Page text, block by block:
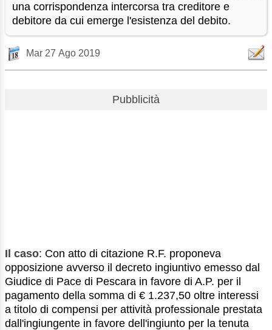
una corrispondenza intercorsa tra creditore e
debitore da cui emerge l'esistenza del debito.
Mar 27 Ago 2019
Pubblicità
Il caso: Con atto di citazione R.F. proponeva
opposizione avverso il decreto ingiuntivo emesso dal
Giudice di Pace di Pescara in favore di A.P. per il
pagamento della somma di € 1.237,50 oltre interessi
a titolo di compensi per attività professionale prestata
dall'ingiungente in favore dell'ingiunto per la tenuta